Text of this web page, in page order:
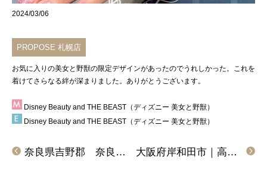
2024/03/06
PROPOSE 札幌店
お気に入りの美女と野獣の限定デザインがあったのでうれしかった。これを
着けてさらなる絆が深まりました。ありがとうございます。
Disney Beauty and THE BEAST（ディズニー 美女と野獣）
Disney Beauty and THE BEAST（ディズニー 美女と野獣）
大阪府岸和田市｜高品質ブランドのマリアージュエントの結婚指輪をご成約いただきました
奈良県吉野郡 奈良県橿原市｜ゴールドの結婚指輪プリートをご成約いただきました